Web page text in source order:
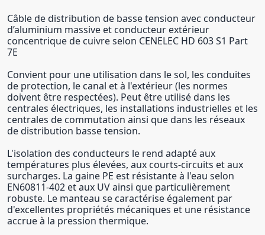
Câble de distribution de basse tension avec conducteur
d’aluminium massive et conducteur extérieur
concentrique de cuivre selon CENELEC HD 603 S1 Part
7E
Convient pour une utilisation dans le sol, les conduites
de protection, le canal et à l'extérieur (les normes
doivent être respectées). Peut être utilisé dans les
centrales électriques, les installations industrielles et les
centrales de commutation ainsi que dans les réseaux
de distribution basse tension.
L'isolation des conducteurs le rend adapté aux
températures plus élevées, aux courts-circuits et aux
surcharges. La gaine PE est résistante à l'eau selon
EN60811-402 et aux UV ainsi que particulièrement
robuste. Le manteau se caractérise également par
d'excellentes propriétés mécaniques et une résistance
accrue à la pression thermique.